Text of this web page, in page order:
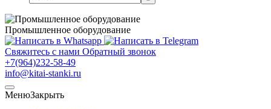
Промышленное оборудование
Свяжитесь с нами Обратный звонок
+7(964)232-58-49
info@kitai-stanki.ru
МенюЗакрыть